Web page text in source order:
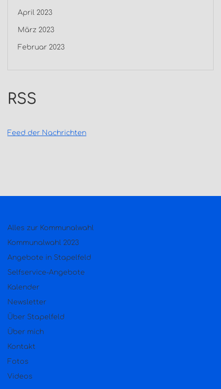
April 2023
März 2023
Februar 2023
RSS
Feed der Nachrichten
Alles zur Kommunalwahl
Kommunalwahl 2023
Angebote in Stapelfeld
Selfservice-Angebote
Kalender
Newsletter
Über Stapelfeld
Über mich
Kontakt
Fotos
Videos